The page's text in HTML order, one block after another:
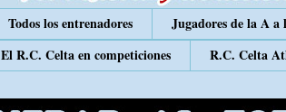
Todos los entrenadores Jugadores de la A a
El R.C. Celta en competiciones R.C. Celta